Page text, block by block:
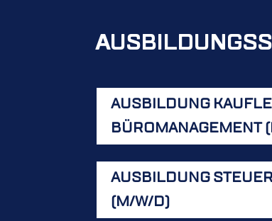
AUSBILDUNG
BÜROMANAGEMENT
AUSBILDUNG
(M/W/D)